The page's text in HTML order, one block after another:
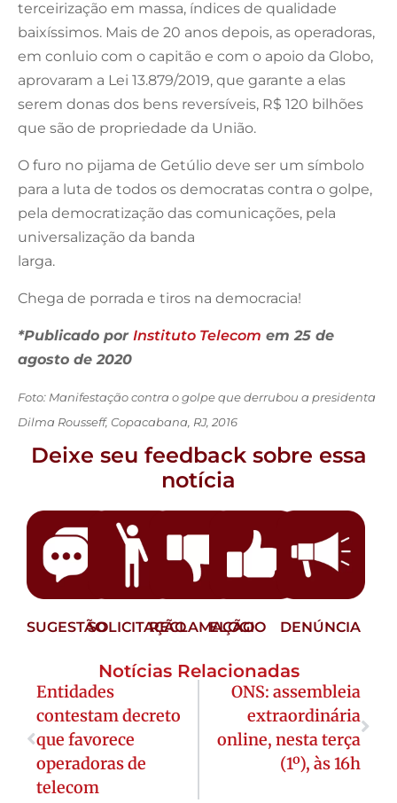
terceirização em massa, índices de qualidade
baixíssimos. Mais de 20 anos depois, as operadoras,
em conluio com o capitão e com o apoio da Globo,
aprovaram a Lei 13.879/2019, que garante a elas
serem donas dos bens reversíveis, R$ 120 bilhões
que são de propriedade da União.
O furo no pijama de Getúlio deve ser um símbolo
para a luta de todos os democratas contra o golpe,
pela democratização das comunicações, pela
universalização da banda
larga.
Chega de porrada e tiros na democracia!
*Publicado por Instituto Telecom em 25 de
agosto de 2020
Foto: Manifestação contra o golpe que derrubou a presidenta
Dilma Rousseff, Copacabana, RJ, 2016
Deixe seu feedback sobre essa
notícia
SUGESTÃOSOLICITAÇÃORECLAMAÇÃO
ELOGIO DENÚNCIA
Notícias Relacionadas
Entidades
contestam decreto
que favorece
operadoras de
telecom
ONS: assembleia
extraordinária
online, nesta terça
(1º), às 16h